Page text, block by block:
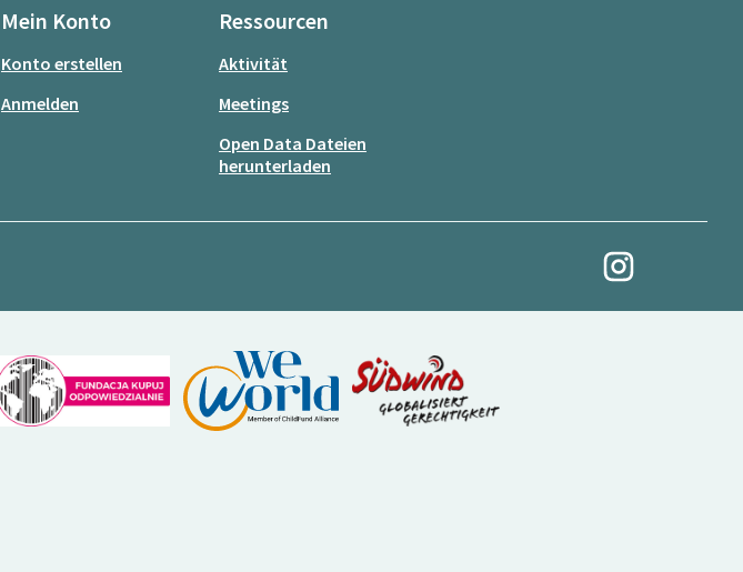
Mein Konto
Konto erstellen
Anmelden
Ressourcen
Aktivität
Meetings
Open Data Dateien
herunterladen
Meine Revolution